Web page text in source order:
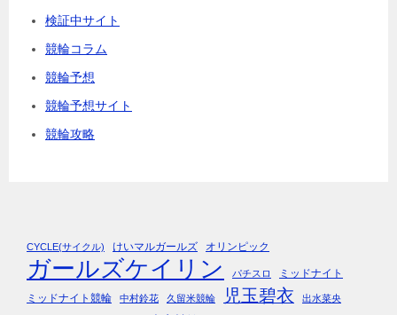
検証中サイト
競輪コラム
競輪予想
競輪予想サイト
競輪攻略
CYCLE(サイクル) けいマルガールズ オリンピック
ガールズケイリン パチスロ
ミッドナイト
ミッドナイト競輪
中村鈴花 久留米競輪 児玉碧衣 出水菜央